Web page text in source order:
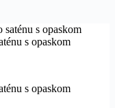
s opaskom
s opaskom